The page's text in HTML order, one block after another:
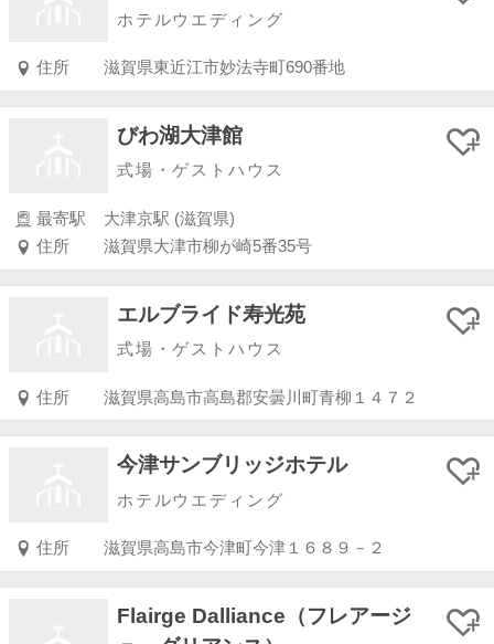
ホテルウエディング
住所 滋賀県東近江市妙法寺町690番地
びわ湖大津館
式場・ゲストハウス
最寄駅
大津京駅 (滋賀県)
住所
滋賀県大津市柳が崎5番35号
エルブライド寿光苑
式場・ゲストハウス
住所 滋賀県高島市高島郡安曇川町青柳１４７２
今津サンブリッジホテル
ホテルウエディング
住所 滋賀県高島市今津町今津１６８９－２
Flairge Dalliance（フレアージ